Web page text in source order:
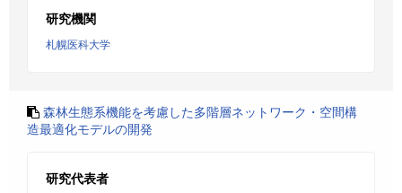
研究機関
札幌医科大学
森林生態系機能を考慮した多階層ネットワーク・空間構
造最適化モデルの開発
研究代表者